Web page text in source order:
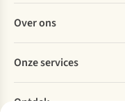
Bestellen
Betalen
Levering
Retourneren
Bestelling herroepen
Over ons
Explore More
Verantwoord ondernemen
Over Ayacucho
Onze services
Ontdek